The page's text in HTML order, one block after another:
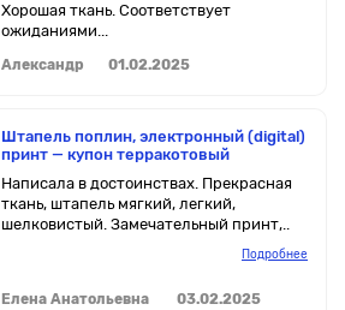
Хорошая ткань. Соответствует
ожиданиями...
Александр 01.02.2025
Штапель поплин, электронный (digital)
принт — купон терракотовый
Написала в достоинствах. Прекрасная
ткань, штапель мягкий, легкий,
шелковистый. Замечательный принт,..
Подробнее
Елена Анатольевна 03.02.2025